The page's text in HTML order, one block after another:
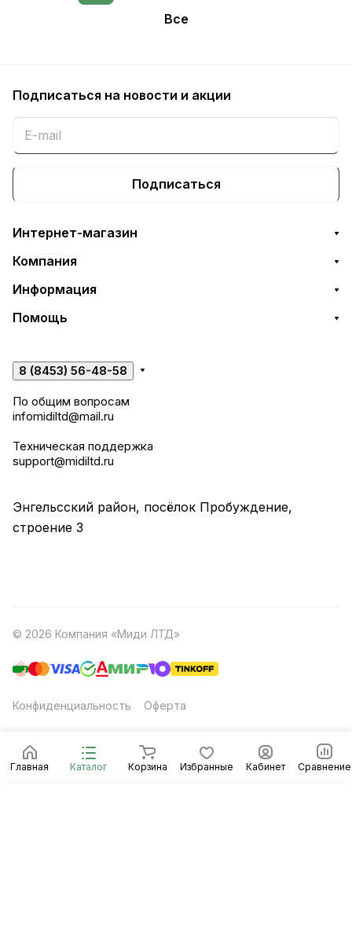
Все
Главная Каталог Корзина Избранные Кабинет Сравнение
Подписаться на новости и акции
Подписаться
Интернет-магазин
Компания
Информация
Помощь
8 (8453) 56-48-58
По общим вопросам
infomidiltd@mail.ru
Техническая поддержка
support@midiltd.ru
Энгельсский район, посёлок Пробуждение,
строение 3
© 2026 Компания «Миди ЛТД»
Конфиденциальность Оферта